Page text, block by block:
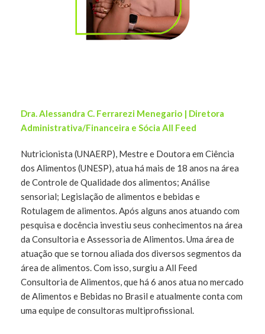
Dra. Alessandra C. Ferrarezi Menegario | Diretora
Administrativa/Financeira e Sócia All Feed
Nutricionista (UNAERP), Mestre e Doutora em Ciência
dos Alimentos (UNESP), atua há mais de 18 anos na área
de Controle de Qualidade dos alimentos; Análise
sensorial; Legislação de alimentos e bebidas e
Rotulagem de alimentos. Após alguns anos atuando com
pesquisa e docência investiu seus conhecimentos na área
da Consultoria e Assessoria de Alimentos. Uma área de
atuação que se tornou aliada dos diversos segmentos da
área de alimentos. Com isso, surgiu a All Feed
Consultoria de Alimentos, que há 6 anos atua no mercado
de Alimentos e Bebidas no Brasil e atualmente conta com
uma equipe de consultoras multiprofissional.